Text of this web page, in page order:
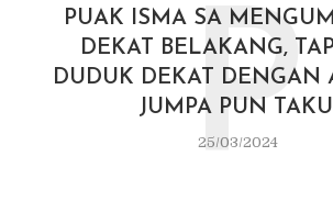
PUAK ISMA SA
DEKAT BELAKANG,
DUDUK DEKAT DENGAN
JUMPA PUN
25/03/2024
P